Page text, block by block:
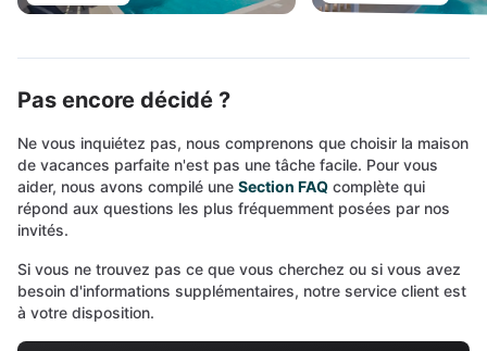
Pas encore décidé ?
Ne vous inquiétez pas, nous comprenons que choisir la maison
de vacances parfaite n'est pas une tâche facile. Pour vous
aider, nous avons compilé une Section FAQ complète qui
répond aux questions les plus fréquemment posées par nos
invités.
Si vous ne trouvez pas ce que vous cherchez ou si vous avez
besoin d'informations supplémentaires, notre service client est
à votre disposition.